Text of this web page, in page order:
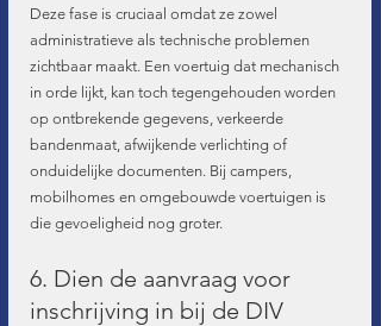
Deze fase is cruciaal omdat ze zowel
administratieve als technische problemen
zichtbaar maakt. Een voertuig dat mechanisch
in orde lijkt, kan toch tegengehouden worden
op ontbrekende gegevens, verkeerde
bandenmaat, afwijkende verlichting of
onduidelijke documenten. Bij campers,
mobilhomes en omgebouwde voertuigen is
die gevoeligheid nog groter.
6. Dien de aanvraag voor
inschrijving in bij de DIV